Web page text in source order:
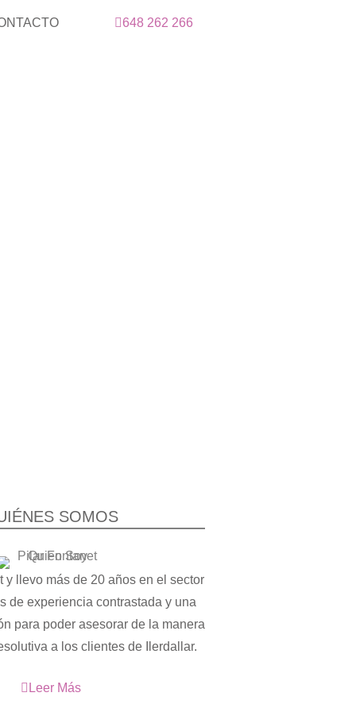
648 262 266
SOMOS
y llevo más de 20 años en el sector
de experiencia contrastada y una
para poder asesorar de la manera
a los clientes de Ilerdallar.
Leer Más